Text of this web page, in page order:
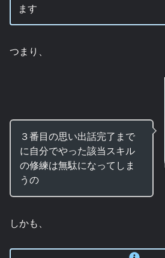
ます
つまり、
３番目の思い出話完了まで
に自分でやった該当スキル
の修練は無駄になってしま
うの
しかも、